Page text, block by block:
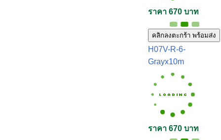
ราคา 670 บาท
คลิกลงตะกร้า พร้อมส่ง
H07V-R-6-
Grayx10m
ราคา 670 บาท